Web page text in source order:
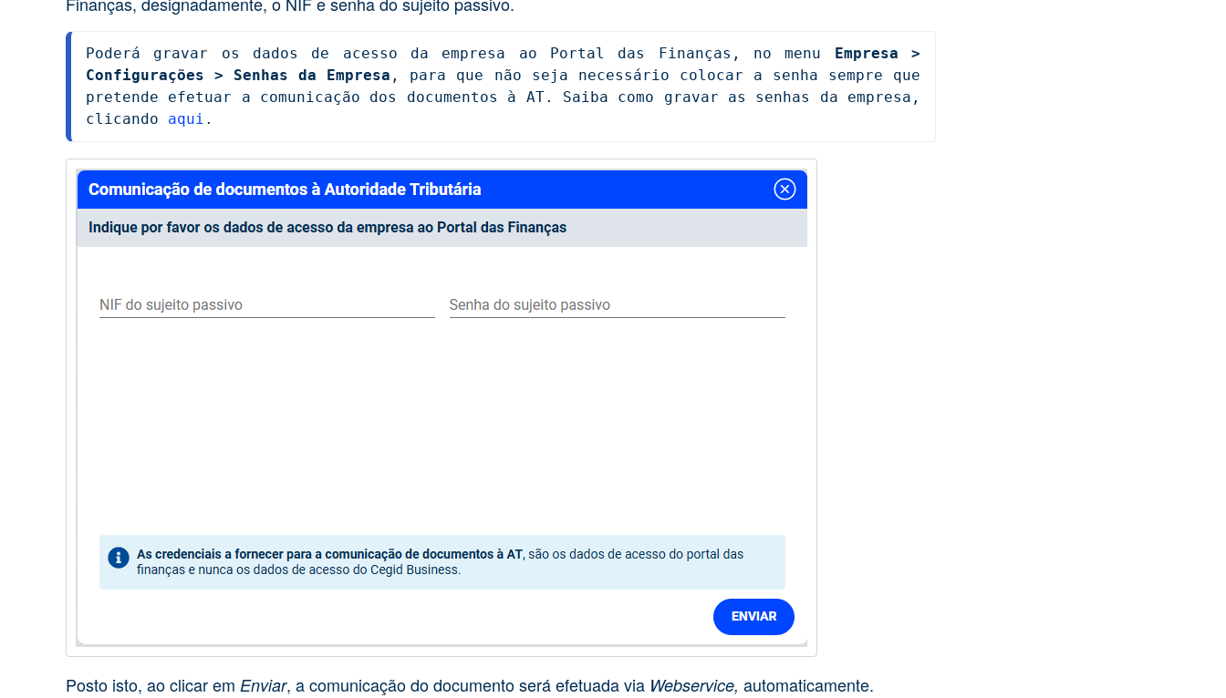
Poderá gravar os dados de acesso da empresa ao Portal das Finanças, no menu
Empresa >
Configurações > Senhas da Empresa , para que não seja necessário colocar a senha sempre que
pretende efetuar a comunicação dos documentos à AT. Saiba como gravar as senhas da empresa,
clicando aqui .
Posto isto, ao clicar em Enviar, a comunicação do documento será efetuada via Webservice, automaticamente.